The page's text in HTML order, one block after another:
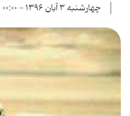
چهارشنبه ۳ آبان ۱۳۹۶ - ۰۰:۰۰